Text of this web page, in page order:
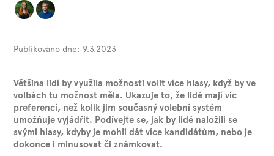
Publikováno dne: 9.3.2023
Většina lidí by využila možnosti volit více hlasy, když by ve
volbách tu možnost měla. Ukazuje to, že lidé mají víc
preferencí, než kolik jim současný volební systém
umožňuje vyjádřit. Podívejte se, jak by lidé naložili se
svými hlasy, kdyby je mohli dát více kandidátům, nebo je
dokonce i minusovat či známkovat.